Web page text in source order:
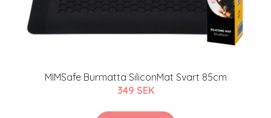
MIMSafe Burmatta SiliconMat Svart 85cm
349 SEK